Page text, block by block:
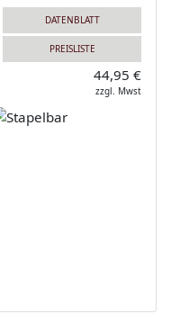
DATENBLATT
PREISLISTE
44,95 €
zzgl. Mwst